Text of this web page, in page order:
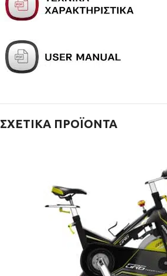
ΣΧΕΤΙΚΆ ΠΡΟΪΌΝΤΑ